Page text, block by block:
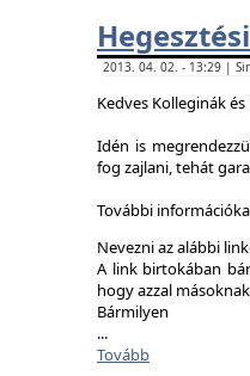
2013. 04. 02. - 13:29 |
Kedves Kolleginák
Idén is
fog zajlani, tehát
További
Nevezni az alábbi
A link birtokában
hogy azzal
Bármilyen
...
Tovább